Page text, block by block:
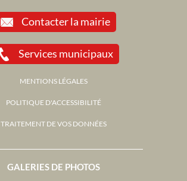
GALERIES DE PHOTOS
Contacter la mairie
Services municipaux
MENTIONS LÉGALES
POLITIQUE D'ACCESSIBILITÉ
TRAITEMENT DE VOS DONNÉES